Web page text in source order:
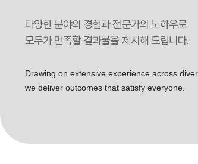
다양한 분야의 경험과 전문가의 노하우로
모두가 만족할 결과물을 제시해 드립니다.
Drawing on extensive experience across
we deliver outcomes that satisfy everyone.